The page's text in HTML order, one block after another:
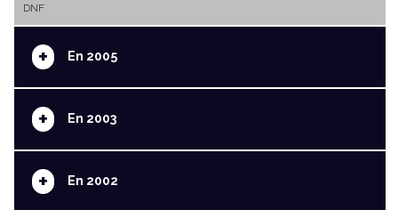
DNF
+ En 2005
+ En 2003
+ En 2002